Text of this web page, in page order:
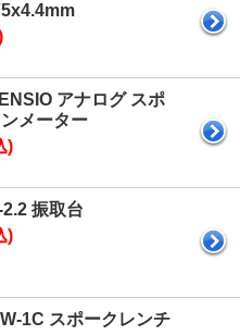
アナログ スポ
メーター
)
振取台
)
1C スポークレンチ